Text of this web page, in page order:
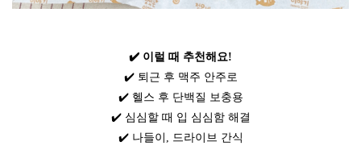
✔️ 이럴 때 추천해요!
✔️ 퇴근 후 맥주 안주로
✔️ 헬스 후 단백질 보충용
✔️ 심심할 때 입 심심함 해결
✔️ 나들이 , 드라이브 간식